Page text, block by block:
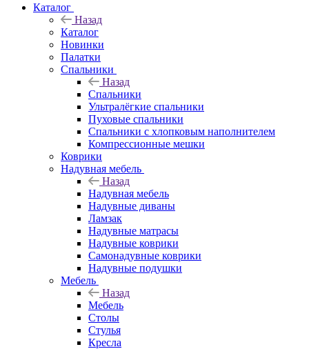
Каталог
Назад
Каталог
Новинки
Палатки
Спальники
Назад
Спальники
Ультралёгкие спальники
Пуховые спальники
Спальники с хлопковым наполнителем
Компрессионные мешки
Коврики
Надувная мебель
Назад
Надувная мебель
Надувные диваны
Ламзак
Надувные матрасы
Надувные коврики
Самонадувные коврики
Надувные подушки
Мебель
Назад
Мебель
Столы
Стулья
Кресла